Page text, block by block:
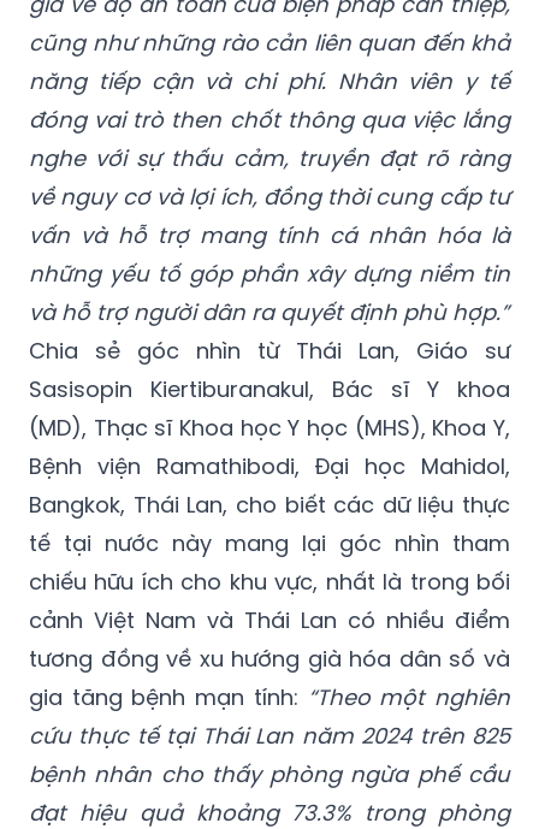
cũng như những rào cản liên quan đến khả
năng tiếp cận và chi phí. Nhân viên y tế
đóng vai trò then chốt thông qua việc lắng
nghe với sự thấu cảm, truyền đạt rõ ràng
về nguy cơ và lợi ích, đồng thời cung cấp tư
vấn và hỗ trợ mang tính cá nhân hóa là
những yếu tố góp phần xây dựng niềm tin
và hỗ trợ người dân ra quyết định phù hợp.”
Chia sẻ góc nhìn từ Thái Lan, Giáo sư
Sasisopin Kiertiburanakul, Bác sĩ Y khoa
(MD), Thạc sĩ Khoa học Y học (MHS), Khoa Y,
Bệnh viện Ramathibodi, Đại học Mahidol,
Bangkok, Thái Lan, cho biết các dữ liệu thực
tế tại nước này mang lại góc nhìn tham
chiếu hữu ích cho khu vực, nhất là trong bối
cảnh Việt Nam và Thái Lan có nhiều điểm
tương đồng về xu hướng già hóa dân số và
gia tăng bệnh mạn tính: “Theo một nghiên
cứu thực tế tại Thái Lan năm 2024 trên 825
bệnh nhân cho thấy phòng ngừa phế cầu
đạt hiệu quả khoảng 73.3% trong phòng